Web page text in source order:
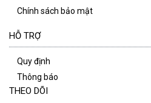
Chính sách bảo mật
HỖ TRỢ
Quy định
Thông báo
THEO DÕI